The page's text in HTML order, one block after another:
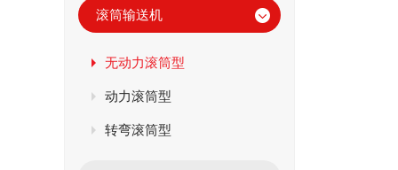
滚筒输送机
无动力滚筒型
动力滚筒型
转弯滚筒型